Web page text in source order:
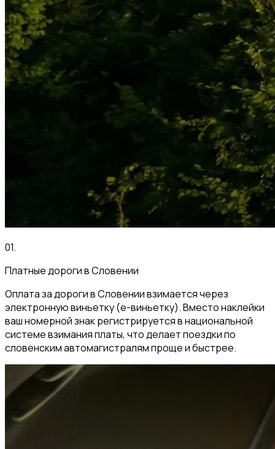
01.
Платные дороги в Словении
Оплата за дороги в Словении взимается через
электронную виньетку (e-виньетку). Вместо наклейки
ваш номерной знак регистрируется в национальной
системе взимания платы, что делает поездки по
словенским автомагистралям проще и быстрее.